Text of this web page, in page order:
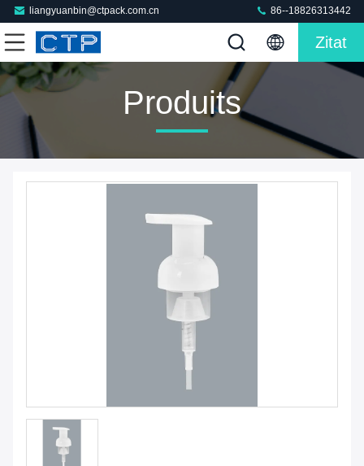
liangyuanbin@ctpack.com.cn 86--18826313442
Zitat
Produits